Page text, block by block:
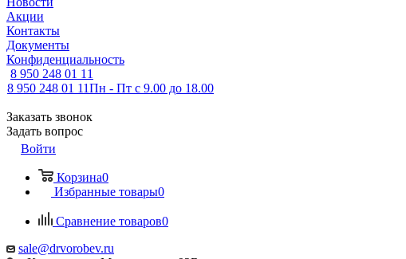
Акции
Контакты
Документы
Конфиденциальность
8 950 248 01 11
8 950 248 01 11Пн - Пт с 9.00 до 18.00
Заказать звонок
Задать вопрос
Войти
Корзина0
Избранные товары0
Сравнение товаров0
sale@drvorobev.ru